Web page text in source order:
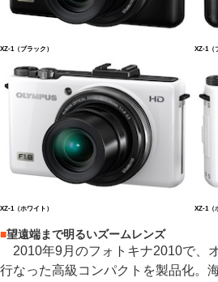
XZ-1（ブラック） XZ-1（
XZ-1（ホワイト） XZ-1（
■望遠端まで明るいズームレンズ
2010年9月のフォトキナ2010で、
行なった高級コンパクトを製品化。